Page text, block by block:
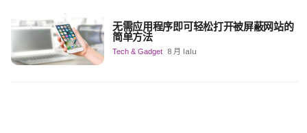
无需应用程序即可轻松打开被屏蔽网站的
简单方法
Tech & Gadget 8 月 lalu